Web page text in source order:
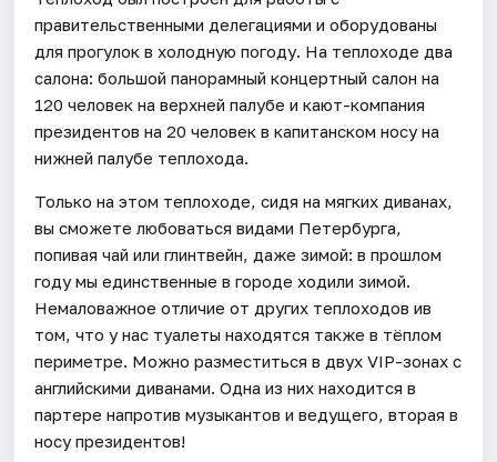
правительственными делегациями и оборудованы
для прогулок в холодную погоду. На теплоходе два
салона: большой панорамный концертный салон на
120 человек на верхней палубе и кают-компания
президентов на 20 человек в капитанском носу на
нижней палубе теплохода.
Только на этом теплоходе, сидя на мягких диванах,
вы сможете любоваться видами Петербурга,
попивая чай или глинтвейн, даже зимой: в прошлом
году мы единственные в городе ходили зимой.
Немаловажное отличие от других теплоходов ив
том, что у нас туалеты находятся также в тёплом
периметре. Можно разместиться в двух VIP-зонах с
английскими диванами. Одна из них находится в
партере напротив музыкантов и ведущего, вторая в
носу президентов!